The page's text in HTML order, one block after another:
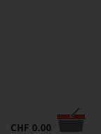
CHF 0.00